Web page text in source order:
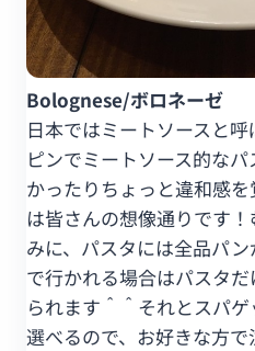
Bolognese/ボロネーゼ
日本ではミートソースと
ピンでミートソース的な
かったりちょっと違和感
は皆さんの想像通りです
みに、パスタには全品パ
で行かれる場合はパスタ
られます＾＾それとスパ
選べるので、お好きな方